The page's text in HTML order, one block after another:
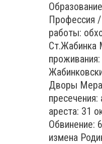
Профессия
работы:
Ст.Жабинка
Дворы Мера
ареста: 31
Обвинение:
измена